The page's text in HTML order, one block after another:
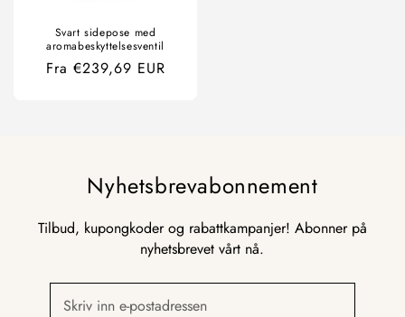
Svart sidepose med
aromabeskyttelsesventil
Ordinær
Fra €239,69 EUR
Nyhetsbrevabonnement
Tilbud, kupongkoder og rabattkampanjer! Abonner på
nyhetsbrevet vårt nå.
Skriv inn e-postadressen